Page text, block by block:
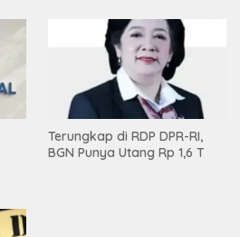
Terungkap di RDP DPR-RI,
BGN Punya Utang Rp 1,6 T